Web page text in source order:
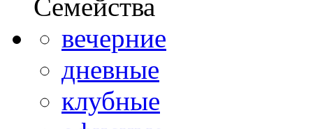
Семейства
вечерние
дневные
клубные